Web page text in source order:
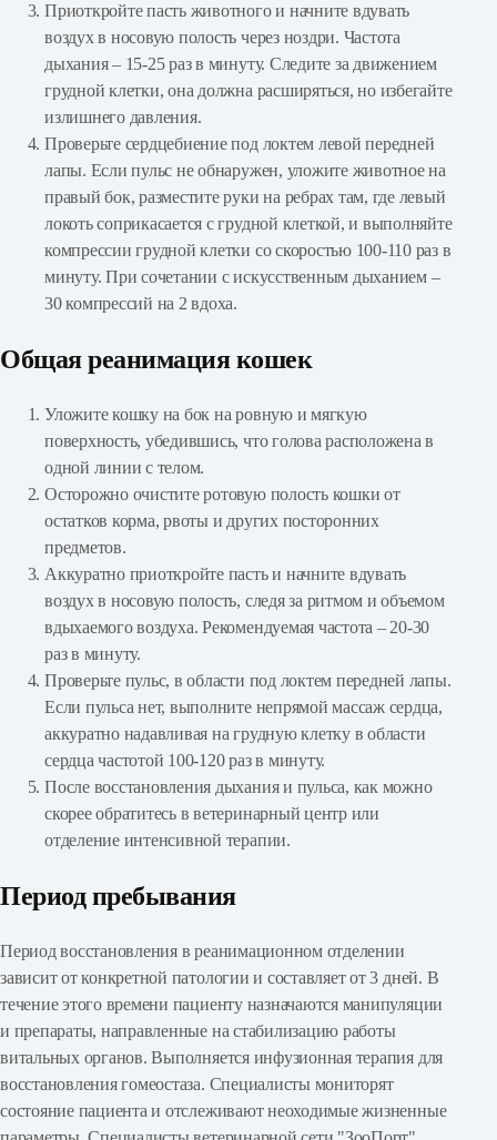
Приоткройте пасть животного и начните вдувать
воздух в носовую полость через ноздри. Частота
дыхания – 15-25 раз в минуту. Следите за движением
грудной клетки, она должна расширяться, но избегайте
излишнего давления.
Проверьте сердцебиение под локтем левой передней
лапы. Если пульс не обнаружен, уложите животное на
правый бок, разместите руки на ребрах там, где левый
локоть соприкасается с грудной клеткой, и выполняйте
компрессии грудной клетки со скоростью 100-110 раз в
минуту. При сочетании с искусственным дыханием –
30 компрессий на 2 вдоха.
Общая реанимация кошек
Уложите кошку на бок на ровную и мягкую
поверхность, убедившись, что голова расположена в
одной линии с телом.
Осторожно очистите ротовую полость кошки от
остатков корма, рвоты и других посторонних
предметов.
Аккуратно приоткройте пасть и начните вдувать
воздух в носовую полость, следя за ритмом и объемом
вдыхаемого воздуха. Рекомендуемая частота – 20-30
раз в минуту.
Проверьте пульс, в области под локтем передней лапы.
Если пульса нет, выполните непрямой массаж сердца,
аккуратно надавливая на грудную клетку в области
сердца частотой 100-120 раз в минуту.
После восстановления дыхания и пульса, как можно
скорее обратитесь в ветеринарный центр или
отделение интенсивной терапии.
Период пребывания
Период восстановления в реанимационном отделении
зависит от конкретной патологии и составляет от 3 дней. В
течение этого времени пациенту назначаются манипуляции
и препараты, направленные на стабилизацию работы
витальных органов. Выполняется инфузионная терапия для
восстановления гомеостаза. Специалисты мониторят
состояние пациента и отслеживают неоходимые жизненные